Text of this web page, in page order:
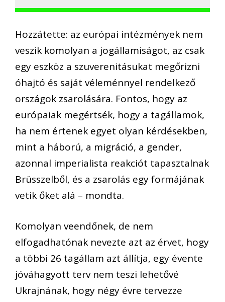
Hozzátette: az európai intézmények nem
veszik komolyan a jogállamiságot, az csak
egy eszköz a szuverenitásukat megőrizni
óhajtó és saját véleménnyel rendelkező
országok zsarolására. Fontos, hogy az
európaiak megértsék, hogy a tagállamok,
ha nem értenek egyet olyan kérdésekben,
mint a háború, a migráció, a gender,
azonnal imperialista reakciót tapasztalnak
Brüsszelből, és a zsarolás egy formájának
vetik őket alá – mondta.
Komolyan veendőnek, de nem
elfogadhatónak nevezte azt az érvet, hogy
a többi 26 tagállam azt állítja, egy évente
jóváhagyott terv nem teszi lehetővé
Ukrajnának, hogy négy évre tervezze